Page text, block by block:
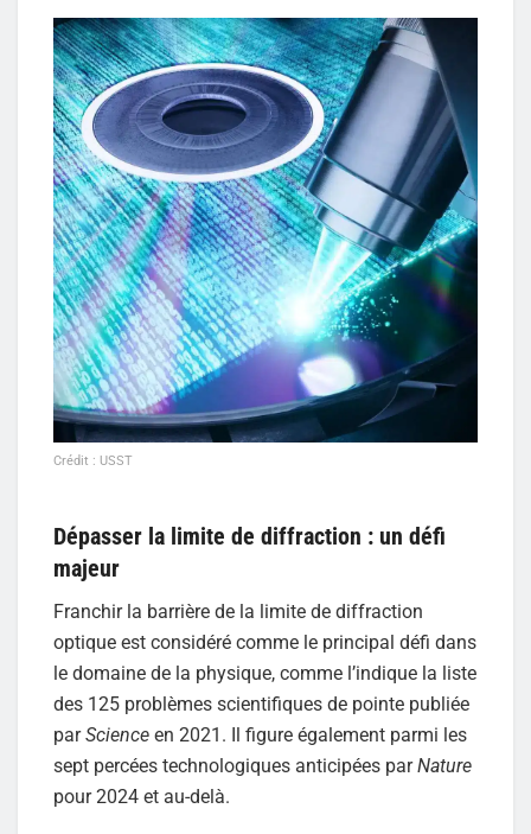
Crédit : USST
Dépasser la limite de diffraction : un défi
majeur
Franchir la barrière de la limite de diffraction
optique est considéré comme le principal défi dans
le domaine de la physique, comme l’indique la liste
des 125 problèmes scientifiques de pointe publiée
parScience en 2021. Il figure également parmi les
sept percées technologiques anticipées parNature
pour 2024 et au-delà.